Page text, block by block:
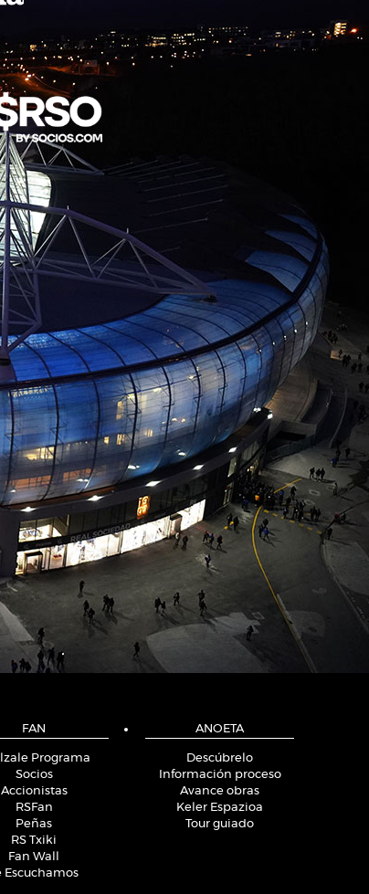
FAN
Programa
Socios
Accionistas
RSFan
Peñas
RS Txiki
Fan Wall
Escuchamos
ANOETA
Descúbrelo
Información proceso
Avance obras
Keler Espazioa
Tour guiado